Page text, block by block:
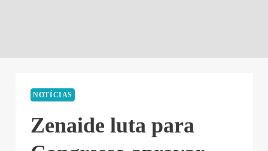
NOTÍCIAS
Zenaide luta para